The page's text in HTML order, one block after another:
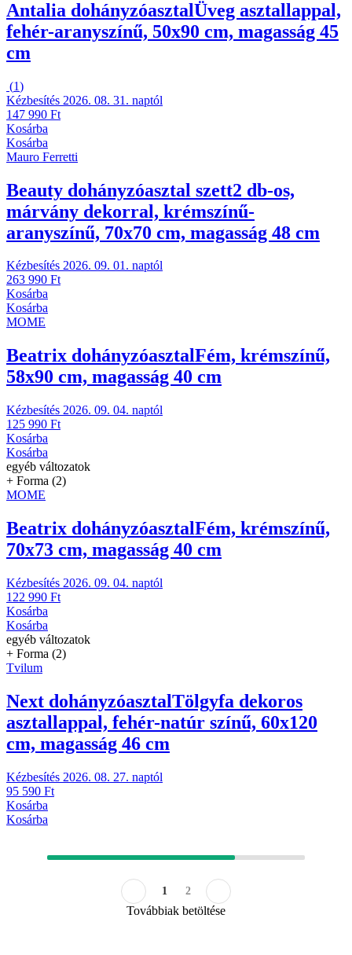
Antalia dohányzóasztalÜveg asztallappal,
fehér-aranyszínű, 50x90 cm, magasság 45
cm
(1)
Kézbesítés 2026. 08. 31. naptól
147 990 Ft
Kosárba
Kosárba
Mauro Ferretti
Beauty dohányzóasztal szett2 db-os,
márvány dekorral, krémszínű-
aranyszínű, 70x70 cm, magasság 48 cm
Kézbesítés 2026. 09. 01. naptól
263 990 Ft
Kosárba
Kosárba
MOME
Beatrix dohányzóasztalFém, krémszínű,
58x90 cm, magasság 40 cm
Kézbesítés 2026. 09. 04. naptól
125 990 Ft
Kosárba
Kosárba
egyéb változatok
+ Forma (2)
MOME
Beatrix dohányzóasztalFém, krémszínű,
70x73 cm, magasság 40 cm
Kézbesítés 2026. 09. 04. naptól
122 990 Ft
Kosárba
Kosárba
egyéb változatok
+ Forma (2)
Tvilum
Next dohányzóasztalTölgyfa dekoros
asztallappal, fehér-natúr színű, 60x120
cm, magasság 46 cm
Kézbesítés 2026. 08. 27. naptól
95 590 Ft
Kosárba
Kosárba
1 2
Továbbiak betöltése